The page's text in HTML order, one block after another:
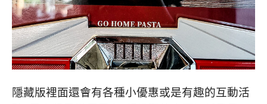
隱藏版裡面還會有各種小優惠或是有趣的互動活